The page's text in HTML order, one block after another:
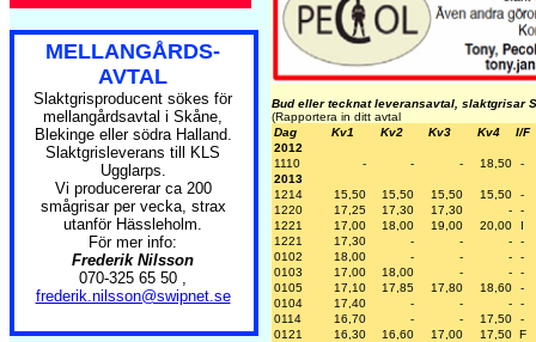
MELLANGÅRDS-
AVTAL
Slaktgrisproducent sökes för
mellangårdsavtal i Skåne,
Blekinge eller södra Halland.
Slaktgrisleverans till KLS
Ugglarps.
Vi producererar ca 200
smågrisar per vecka, strax
utanför Hässleholm.
För mer info:
Frederik Nilsson
070-325 65 50 ,
frederik.nilsson@swipnet.se
Bud eller tecknat leveransavtal, slaktgrisar
(Rapportera in ditt avtal
Dag
Kv1 Kv2 Kv3 Kv4
I/F
2012
1110
- - - 18,50
-
2013
1214
15,50 15,50 15,50 15,50
-
1220
17,25 17,30 17,30 -
-
1221
17,00 18,00 19,00 20,00
I
1221
17,30 - - -
-
0102
18,00 - - -
-
0103
17,00 18,00 - -
-
0105
17,10 17,85 17,80 18,60
-
0104
17,40 - - -
-
0114
16,70 - - 17,50
-
0121
16,30 16,60 17,00 17,50 F